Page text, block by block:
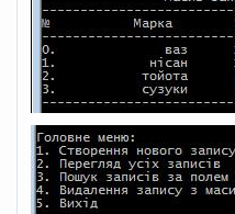
}
find_record
{
("Введіть
int request;
int i;
int ni=0;
for (i=0; i< n; i
{